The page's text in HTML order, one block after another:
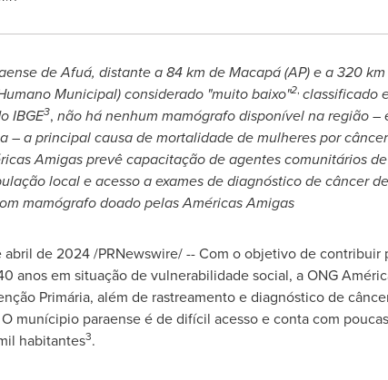
de Afuá, distante a 84 km de Macapá (AP) e a 320
Municipal) considerado "muito baixo"2, classificado
IBGE3, não há nenhum mamógrafo disponível na região
– a principal causa de mortalidade de mulheres por câncer
Amigas prevê capacitação de agentes comunitários
local e acesso a exames de diagnóstico de câncer
mamógrafo doado pelas Américas Amigas
abril de 2024/PRNewswire/ -- Com o objetivo de contribuir
anos em situação de vulnerabilidade social, a ONG
Primária, além de rastreamento e diagnóstico de
munícipio paraense é de difícil acesso e conta com
habitantes3.